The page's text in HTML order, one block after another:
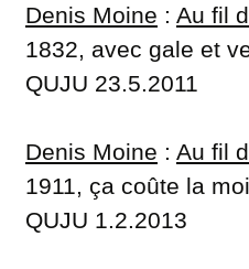
Denis Moine : Au fil
1832, avec gale et
QUJU 23.5.2011
Denis Moine : Au fil
1911, ça coûte la
QUJU 1.2.2013